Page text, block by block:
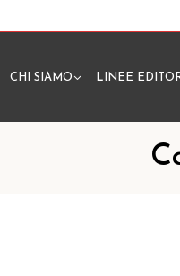
CHI SIAMO LINEE